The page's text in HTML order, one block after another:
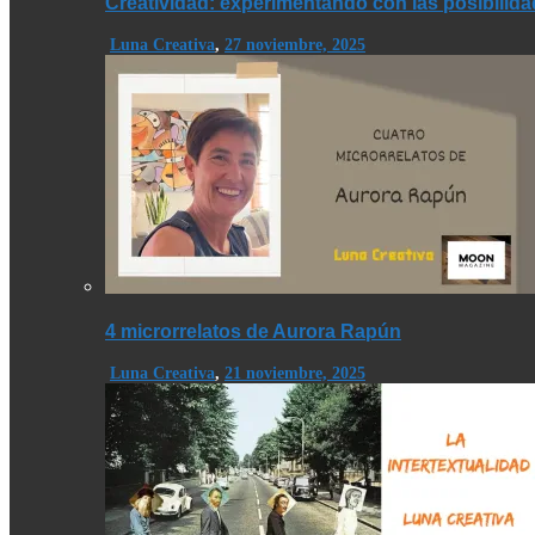
Luna Creativa, 27 noviembre, 2025
4 microrrelatos de Aurora Rapún
Luna Creativa, 21 noviembre, 2025